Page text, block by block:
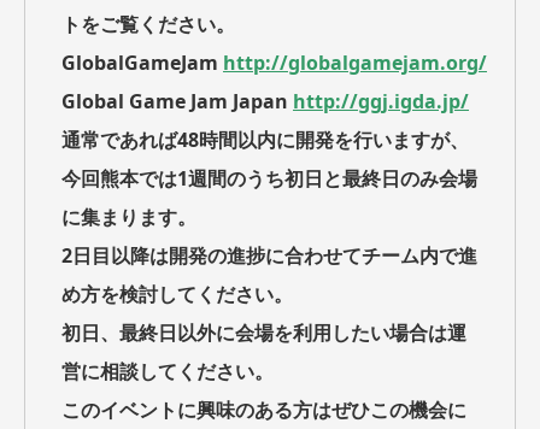
トをご覧ください。
GlobalGameJam http://globalgamejam.org/
Global Game Jam Japan http://ggj.igda.jp/
通常であれば48時間以内に開発を行いますが、
今回熊本では1週間のうち初日と最終日のみ会場
に集まります。
2日目以降は開発の進捗に合わせてチーム内で進
め方を検討してください。
初日、最終日以外に会場を利用したい場合は運
営に相談してください。
このイベントに興味のある方はぜひこの機会に